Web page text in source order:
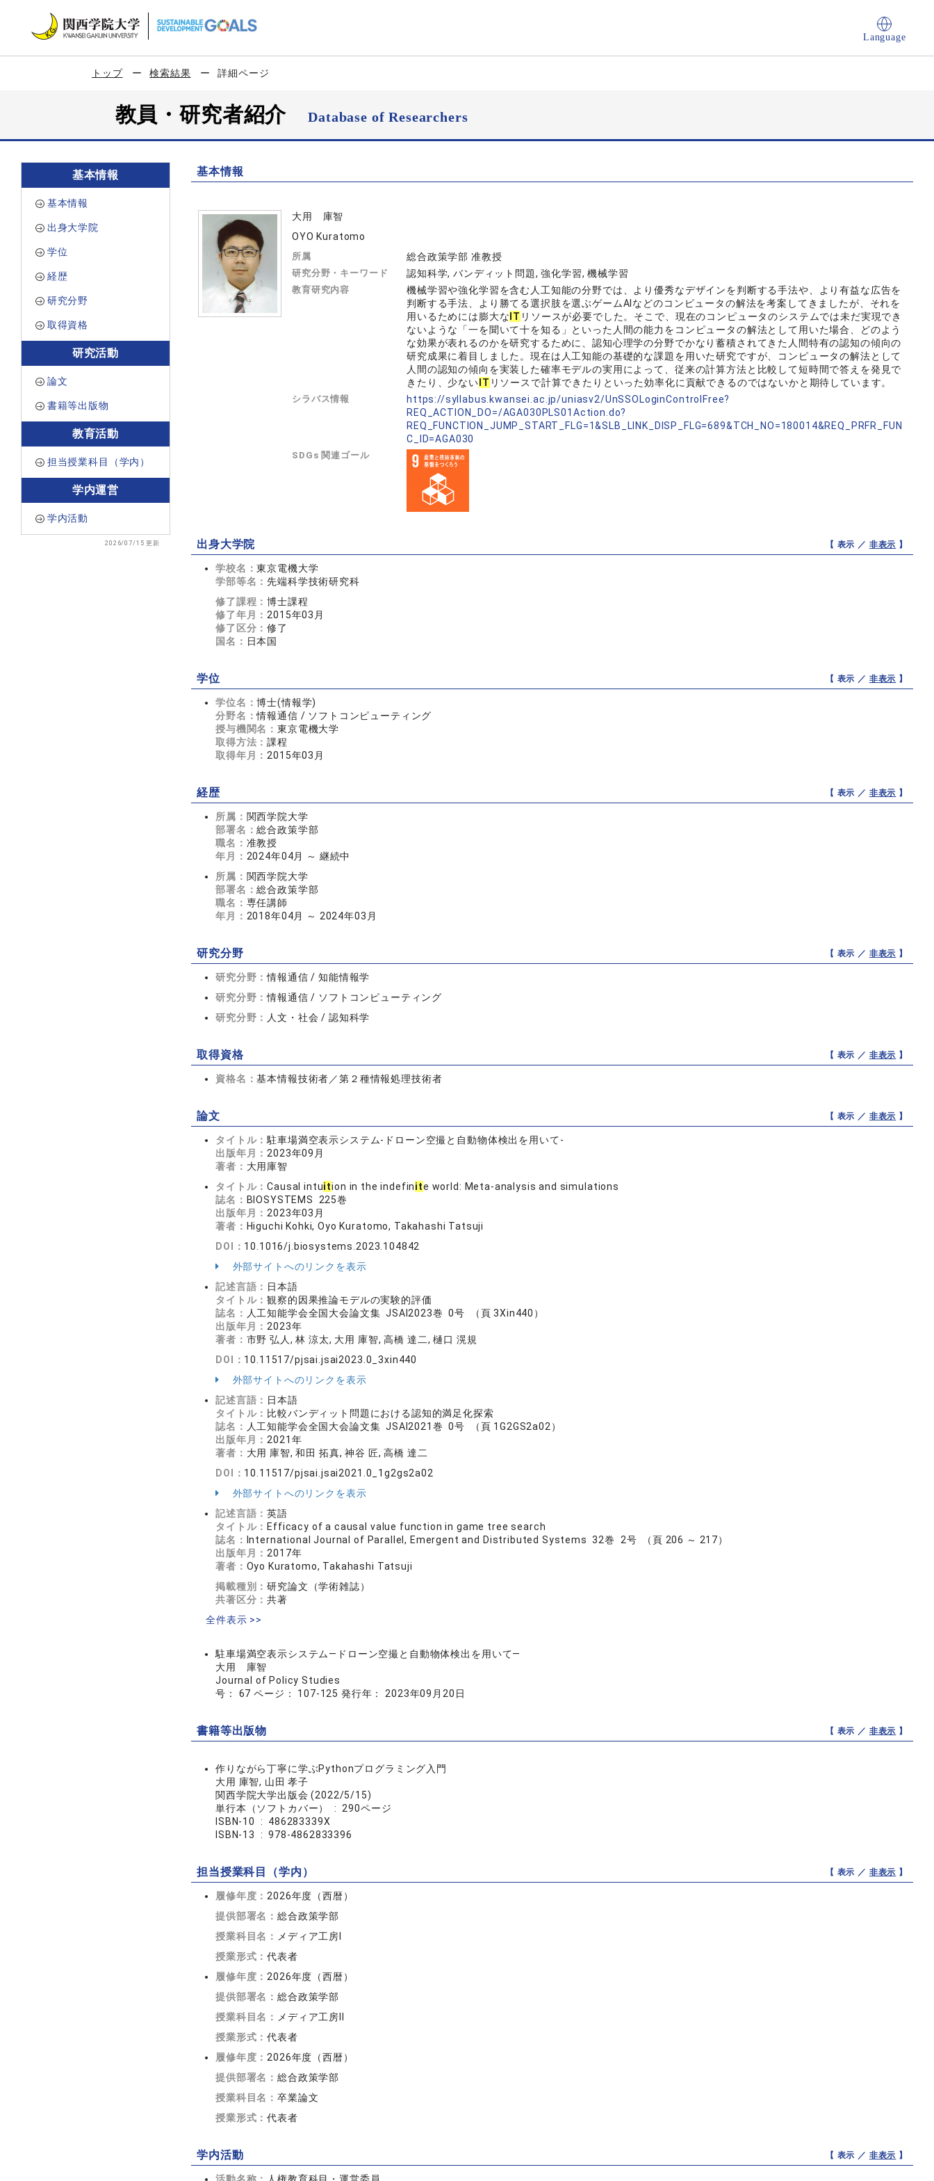
Language
トップ 検索結果 詳細ページ
教員・研究者紹介Database of Researchers
基本情報
基本情報
出身大学院
学位
経歴
研究分野
取得資格
研究活動
論文
書籍等出版物
教育活動
担当授業科目（学内）
学内運営
学内活動
2026/07/15 更新
基本情報
大用 庫智
OYO Kuratomo
所属 総合政策学部 准教授
研究分野・キーワード 認知科学, バンディット問題, 強化学習, 機械学習
教育研究内容
機械学習や強化学習を含む人工知能の分野では、より優秀なデザインを判断する手法や、より有益な広告を
判断する手法、より勝てる選択肢を選ぶゲームAIなどのコンピュータの解法を考案してきましたが、それを
用いるためには膨大な IT リソースが必要でした。そこで、現在のコンピュータのシステムでは未だ実現でき
ないような「一を聞いて十を知る」といった人間の能力をコンピュータの解法として用いた場合、どのよう
な効果が表れるのかを研究するために、認知心理学の分野でかなり蓄積されてきた人間特有の認知の傾向の
研究成果に着目しました。現在は人工知能の基礎的な課題を用いた研究ですが、コンピュータの解法として
人間の認知の傾向を実装した確率モデルの実用によって、従来の計算方法と比較して短時間で答えを発見で
きたり、少ない IT リソースで計算できたりといった効率化に貢献できるのではないかと期待しています。
シラバス情報
https://syllabus.kwansei.ac.jp/uniasv2/UnSSOLoginControlFree?
REQ_ACTION_DO=/AGA030PLS01Action.do?
REQ_FUNCTION_JUMP_START_FLG=1&SLB_LINK_DISP_FLG=689&TCH_NO=180014&REQ_PRFR_FUN
C_ID=AGA030
SDGs 関連ゴール
出身大学院 【 表示 ／ 非表示 】
学校名：東京電機大学
学部等名：先端科学技術研究科
修了課程：博士課程
修了年月： 2015年03月
修了区分：修了
国名： 日本国
学位 【 表示 ／ 非表示 】
学位名：博士(情報学)
分野名：情報通信 / ソフトコンピューティング
授与機関名：東京電機大学
取得方法：課程
取得年月： 2015年03月
経歴 【 表示 ／ 非表示 】
所属： 関西学院大学
部署名：総合政策学部
職名： 准教授
年月： 2024年04月 ～ 継続中
所属： 関西学院大学
部署名：総合政策学部
職名： 専任講師
年月： 2018年04月 ～ 2024年03月
研究分野 【 表示 ／ 非表示 】
研究分野：情報通信 / 知能情報学
研究分野：情報通信 / ソフトコンピューティング
研究分野： 人文・社会 / 認知科学
取得資格 【 表示 ／ 非表示 】
資格名：基本情報技術者／第２種情報処理技術者
論文 【 表示 ／ 非表示 】
タイトル：駐車場満空表示システム-ドローン空撮と自動物体検出を用いて-
出版年月： 2023年09月
著者： 大用庫智
タイトル：Causal intuition in the indefinite world: Meta-analysis and simulations
誌名： BIOSYSTEMS 225巻
出版年月： 2023年03月
著者： Higuchi Kohki, Oyo Kuratomo, Takahashi Tatsuji
DOI： 10.1016/j.biosystems.2023.104842
外部サイトへのリンクを表示
記述言語： 日本語
タイトル：観察的因果推論モデルの実験的評価
誌名： 人工知能学会全国大会論文集 JSAI2023巻 0号 （頁 3Xin440）
出版年月： 2023年
著者： 市野 弘人, 林 涼太, 大用 庫智, 高橋 達二, 樋口 滉規
DOI： 10.11517/pjsai.jsai2023.0_3xin440
外部サイトへのリンクを表示
記述言語： 日本語
タイトル： 比較バンディット問題における認知的満足化探索
誌名： 人工知能学会全国大会論文集 JSAI2021巻 0号 （頁 1G2GS2a02）
出版年月： 2021年
著者： 大用 庫智, 和田 拓真, 神谷 匠, 高橋 達二
DOI： 10.11517/pjsai.jsai2021.0_1g2gs2a02
外部サイトへのリンクを表示
記述言語：英語
タイトル： Efficacy of a causal value function in game tree search
誌名： International Journal of Parallel, Emergent and Distributed Systems 32巻 2号 （頁 206 ～ 217）
出版年月： 2017年
著者： Oyo Kuratomo, Takahashi Tatsuji
掲載種別：研究論文（学術雑誌）
共著区分：共著
全件表示 >>
駐車場満空表示システム―ドローン空撮と自動物体検出を用いて―
大用 庫智
Journal of Policy Studies
号： 67 ページ： 107-125 発行年： 2023年09月20日
書籍等出版物 【 表示 ／ 非表示 】
作りながら丁寧に学ぶPythonプログラミング入門
大用 庫智, 山田 孝子
関西学院大学出版会 (2022/5/15)
単行本（ソフトカバー） ‏ : ‎ 290ページ
ISBN-10 ‏ : ‎ 486283339X
ISBN-13 ‏ : ‎ 978-4862833396
担当授業科目（学内） 【 表示 ／ 非表示 】
履修年度： 2026年度（西暦）
提供部署名：総合政策学部
授業科目名：
メディア工房I
授業形式：代表者
履修年度： 2026年度（西暦）
提供部署名：総合政策学部
授業科目名：
メディア工房II
授業形式：代表者
履修年度： 2026年度（西暦）
提供部署名：総合政策学部
授業科目名：卒業論文
授業形式：代表者
学内活動 【 表示 ／ 非表示 】